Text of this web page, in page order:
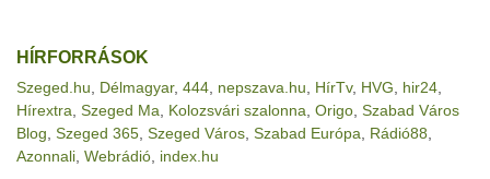
HÍRFORRÁSOK
Szeged.hu Délmagyar, 444 nepszava.hu HírTv, HVG hir24
Hírextra Szeged Ma Kolozsvári szalonna Origo Szabad Város
Blog Szeged 365 Szeged Város Szabad Európa Rádió88
Azonnali Webrádió index.hu